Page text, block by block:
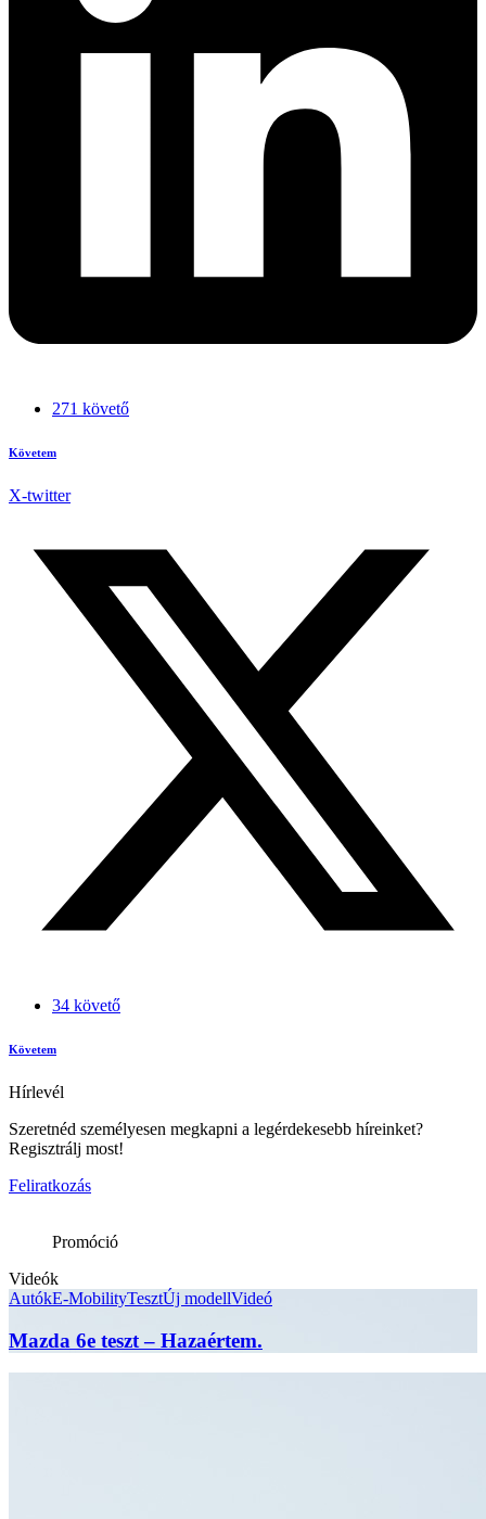
271 követő
Követem
X-twitter
34 követő
Követem
Hírlevél
Szeretnéd személyesen megkapni a legérdekesebb híreinket?
Regisztrálj most!
Feliratkozás
Promóció
Videók
AutókE-MobilityTesztÚj modellVideó
Mazda 6e teszt – Hazaértem.